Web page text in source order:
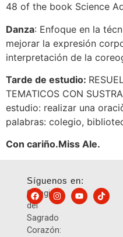
48 of the book Science
Danza: Enfoque en la
mejorar la expresión
interpretación de la
Tarde de estudio:
TEMATICOS CON
estudio: realizar una
palabras: colegio,
Con cariño.Miss Ale.
Colegio
del
Sagrado
Corazón:
Síguenos en: